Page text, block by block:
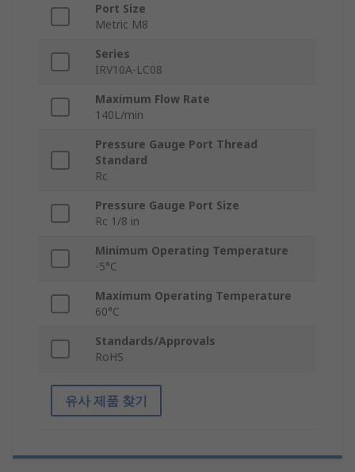
Port Size
Metric M8
Series
IRV10A-LC08
Maximum Flow Rate
140L/min
Pressure Gauge Port Thread
Standard
Rc
Pressure Gauge Port Size
Rc 1/8 in
Minimum Operating Temperature
-5°C
Maximum Operating Temperature
60°C
Standards/Approvals
RoHS
유사 제품 찾기